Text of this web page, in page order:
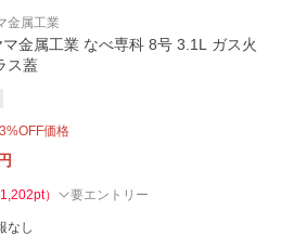
金属工業
マ金属工業 なべ専科 8号 3.1L ガス火
ス蓋
%OFF価格
円
1,202pt） 要エントリー
なし